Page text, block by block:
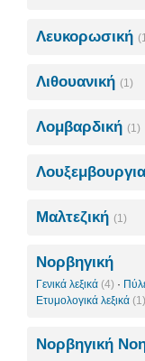
Λευκορωσική
Λιθουανική (1)
Λομβαρδική (1)
Μαλτεζική (1)
Νορβηγική
Γενικά λεξικά (4) ·
Ετυμολογικά λεξικά (1)
Νορβηγική